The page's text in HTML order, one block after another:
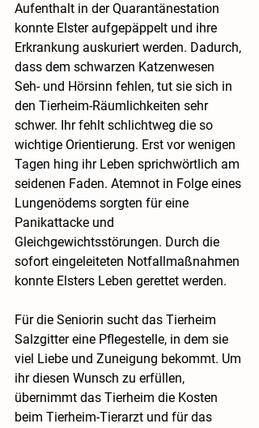
Aufenthalt in der Quarantänestation
konnte Elster aufgepäppelt und ihre
Erkrankung auskuriert werden. Dadurch,
dass dem schwarzen Katzenwesen
Seh- und Hörsinn fehlen, tut sie sich in
den Tierheim-Räumlichkeiten sehr
schwer. Ihr fehlt schlichtweg die so
wichtige Orientierung. Erst vor wenigen
Tagen hing ihr Leben sprichwörtlich am
seidenen Faden. Atemnot in Folge eines
Lungenödems sorgten für eine
Panikattacke und
Gleichgewichtsstörungen. Durch die
sofort eingeleiteten Notfallmaßnahmen
konnte Elsters Leben gerettet werden.
Für die Seniorin sucht das Tierheim
Salzgitter eine Pflegestelle, in dem sie
viel Liebe und Zuneigung bekommt. Um
ihr diesen Wunsch zu erfüllen,
übernimmt das Tierheim die Kosten
beim Tierheim-Tierarzt und für das